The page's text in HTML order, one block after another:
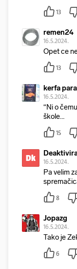
13
remen24
16.5.2024.
Opet ce
13
kerfa
16.5.2024.
“Ni o
škole…
15
Dk 16.5.2024.
Pa velim
8
Jopazg
16.5.2024.
Tako je
6